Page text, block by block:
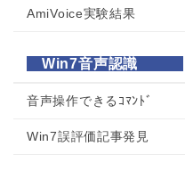
AmiVoice実験結果
Win7音声認識
音声操作できるｺﾏﾝﾄﾞ
Win7誤評価記事発見